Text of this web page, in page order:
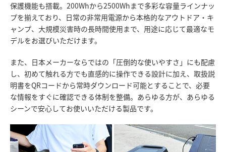
保護機能も搭載。200Whから2500Whまで多彩な容量ラインナッ
プを揃えており、日常の非常用電源から本格的なアウトドア・キ
ャンプ、大規模災害時の長時間使用まで、用途に応じて最適なモ
デルをお選びいただけます。
また、日本メーカーならではの「圧倒的な使いやすさ」にも配慮
し、初めて触れる方でも直感的に操作できる設計に加え、取扱説
明書をQRコードから常時ダウンロード可能とすることで、必要
な情報をすぐに確認できる体制を整備。あらゆる方が、あらゆる
シーンで安心してお使いいただける製品です。